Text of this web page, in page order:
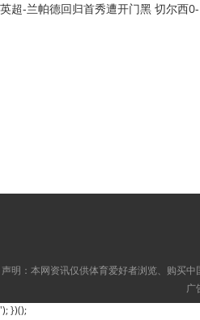
英超-兰帕德回归首秀遭开门黑 切尔西
声明：本网资讯仅供体育爱好者浏览、购买
广
'); })();